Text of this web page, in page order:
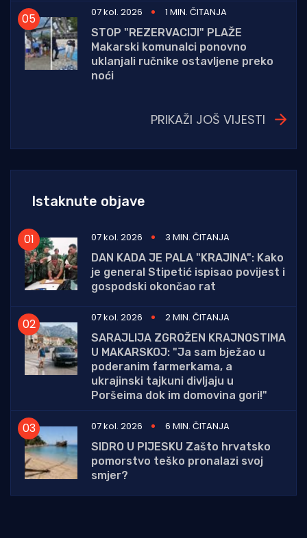
07 kol. 2026
1 MIN. ČITANJA
STOP "REZERVACIJI" PLAŽE
Makarski komunalci ponovno
uklanjali ručnike ostavljene preko
noći
PRIKAŽI JOŠ VIJESTI
Istaknute objave
07 kol. 2026
3 MIN. ČITANJA
DAN KADA JE PALA "KRAJINA": Kako
je general Stipetić ispisao povijest i
gospodski okončao rat
07 kol. 2026
2 MIN. ČITANJA
SARAJLIJA ZGROŽEN KRAJNOSTIMA
U MAKARSKOJ: "Ja sam bježao u
poderanim farmerkama, a
ukrajinski tajkuni divljaju u
Poršeima dok im domovina gori!"
07 kol. 2026
6 MIN. ČITANJA
SIDRO U PIJESKU Zašto hrvatsko
pomorstvo teško pronalazi svoj
smjer?